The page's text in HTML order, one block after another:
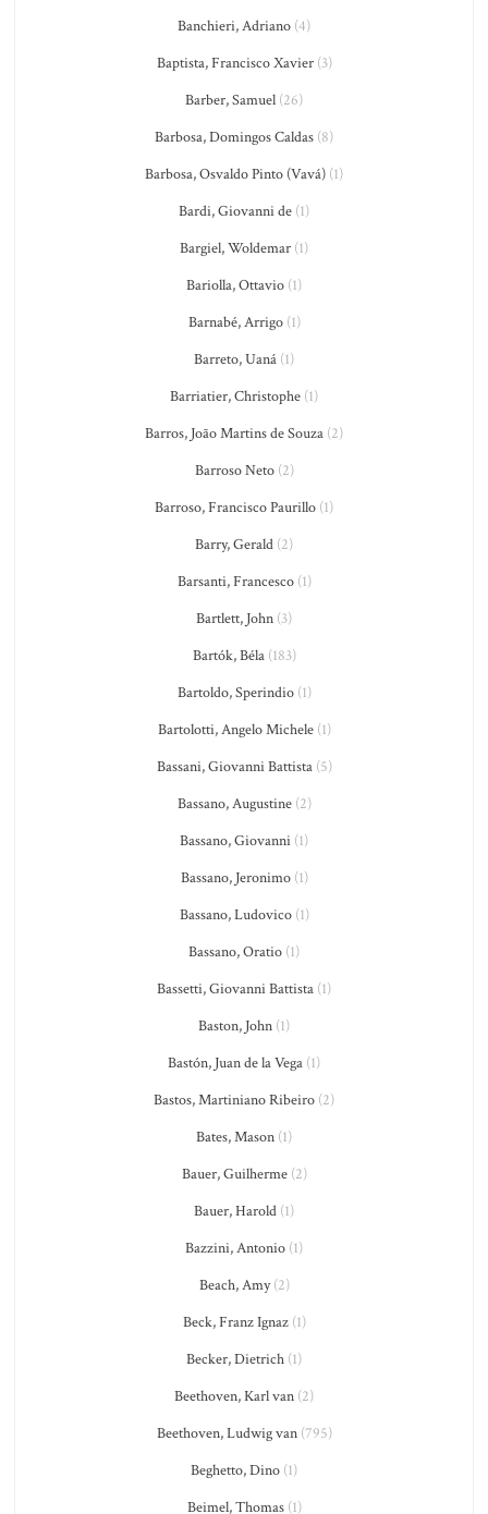
Banchieri, Adriano (4)
Baptista, Francisco Xavier(3)
Barber, Samuel (26)
Barbosa, Domingos Caldas (8)
Barbosa, Osvaldo Pinto (Vavá) (1)
Bardi, Giovanni de (1)
Bargiel, Woldemar (1)
Bariolla, Ottavio (1)
Barnabé, Arrigo(1)
Barreto, Uaná (1)
Barriatier, Christophe (1)
Barros, João Martins de Souza (2)
Barroso Neto(2)
Barroso, Francisco Paurillo (1)
Barry, Gerald (2)
Barsanti, Francesco(1)
Bartlett, John (3)
Bartók, Béla(183)
Bartoldo, Sperindio(1)
Bartolotti, Angelo Michele(1)
Bassani, Giovanni Battista(5)
Bassano, Augustine(2)
Bassano, Giovanni (1)
Bassano, Jeronimo(1)
Bassano, Ludovico(1)
Bassano, Oratio (1)
Bassetti, Giovanni Battista (1)
Baston, John (1)
Bastón, Juan de la Vega (1)
Bastos, Martiniano Ribeiro (2)
Bates, Mason (1)
Bauer, Guilherme(2)
Bauer, Harold (1)
Bazzini, Antonio (1)
Beach, Amy(2)
Beck, Franz Ignaz(1)
Becker, Dietrich (1)
Beethoven, Karl van (2)
Beethoven, Ludwig van(795)
Beghetto, Dino (1)
Beimel, Thomas(1)